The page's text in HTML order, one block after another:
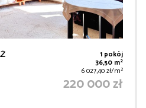
1 pokój
36,50 m2
6 027,40 zł/m2
220 000 zł